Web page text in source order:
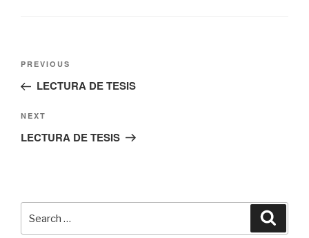
Navegación
entradas
Previous
Post
PREVIOUS
LECTURA DE TESIS
Next
Post
NEXT
LECTURA DE TESIS
for: